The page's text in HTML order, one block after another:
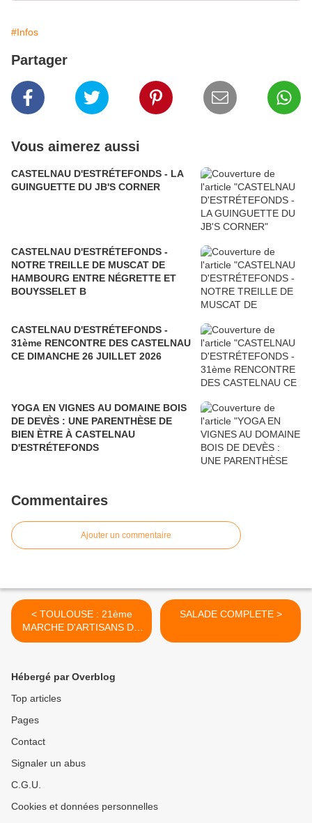
#Infos
Partager
Vous aimerez aussi
CASTELNAU D'ESTRÉTEFONDS - LA
GUINGUETTE DU JB'S CORNER
CASTELNAU D'ESTRÉTEFONDS -
NOTRE TREILLE DE MUSCAT DE
HAMBOURG ENTRE NÉGRETTE ET
BOUYSSELET B
CASTELNAU D'ESTRÉTEFONDS -
31ème RENCONTRE DES CASTELNAU
CE DIMANCHE 26 JUILLET 2026
YOGA EN VIGNES AU DOMAINE BOIS
DE DEVÈS : UNE PARENTHÈSE DE
BIEN ÈTRE À CASTELNAU
D'ESTRÉTEFONDS
Commentaires
Ajouter un commentaire
< TOULOUSE : 21ème
MARCHE D'ARTISANS DU
CHOCOLAT
SALADE COMPLETE >
Hébergé par Overblog
Top articles
Pages
Contact
Signaler un abus
C.G.U.
Cookies et données personnelles